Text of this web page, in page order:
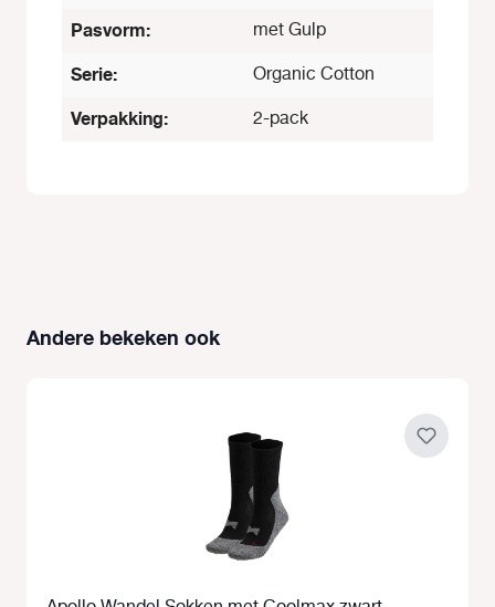
Pasvorm:
met Gulp
Serie: Organic Cotton
Verpakking: 2-pack
Productgalerij overslaan
Andere bekeken ook